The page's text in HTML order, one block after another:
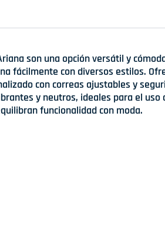
son una opción versátil y
fácilmente con diversos estilos.
con correas ajustables y
y neutros, ideales para el
funcionalidad con moda.